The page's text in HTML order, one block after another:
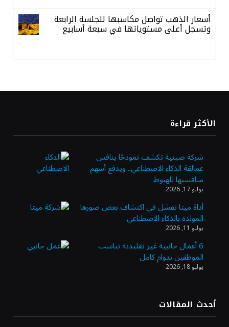
أسعار الذهب تواصل مكاسبها للجلسة الرابعة
وتسجل أعلى مستوياتها في سبعة أسابيع
«طيران الرياض» يدشن أولى رحلاته إلى مومباي
ويضيف الوجهة التشغيلية الثامنة
وزير الاستثمار: الموافقة على رخصة مزاولة
الأنشطة المالية عابرة الحدود تطوير للبيئة
الاستثمارية
الذهب يسجل أعلى مستوى في أسبوعين بدعم
من تراجع الدولار
الدولار الأمريكي يتراجع قرب أدنى مستوياته
الأكثر قراءة
شركة صينية تكشف نموذجًا ينافس
عمالقة الذكاء الاصطناعي.. ويدفع أسهم
منافسيها للهبوط
يوليو 17, 2026
أداة ميتا تفشل في اكتشاف بعض صورها
المولدة بالذكاء الاصطناعي
يوليو 11, 2026
6 أعمال جانبية غير تقليدية تناسب
الموظفين بدوام كامل
يوليو 18, 2026
أحدث المقالات